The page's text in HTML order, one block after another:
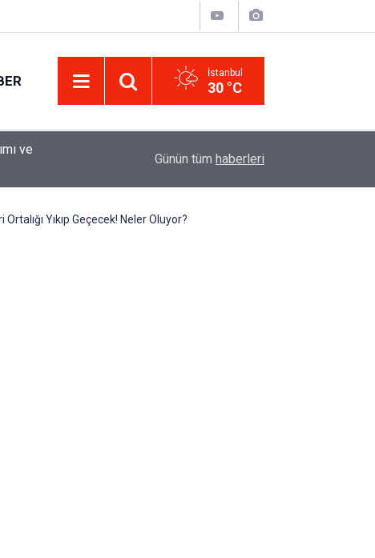
İstanbul
30 °C
Uzadı, Ödeme Kuralları Değişti
Günün tüm haberleri
Yıkıp Geçecek! Neler Oluyor?